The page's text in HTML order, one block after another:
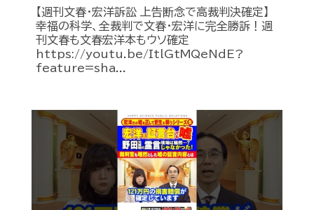
【週刊文春・宏洋訴訟 上告断念で高裁判決確定】
幸福の科学、全裁判で文春・宏洋に完全勝訴！週
刊文春も文春宏洋本もウソ確定
https://youtu.be/ItlGtMQeNdE?
feature=sha...